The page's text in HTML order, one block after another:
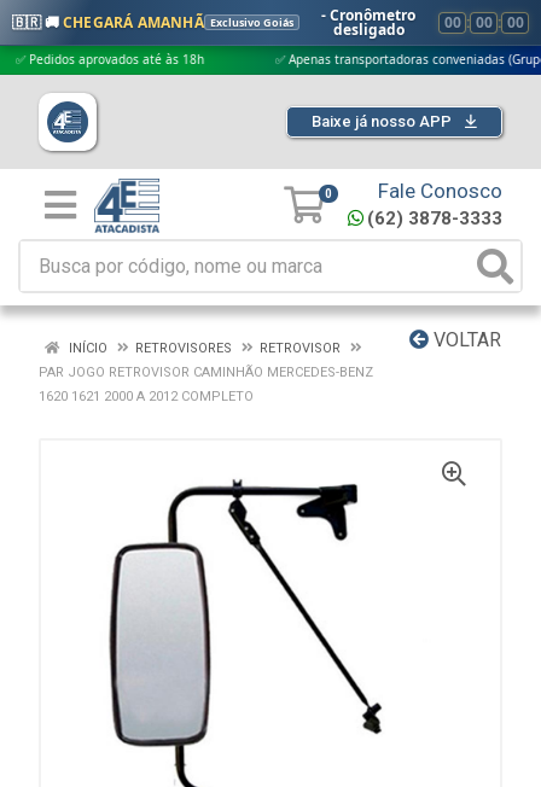
🇧🇷 🚚CHEGARÁ AMANHÃ Exclusivo Goiás - Cronômetro
desligado 00 : 00 : 00
aprovados até às 18h ✅ Apenas transportadoras conveniadas (Grupo G5)
Baixe já nosso APP
0 Fale Conosco
(62) 3878-3333
VOLTAR
INÍCIO RETROVISORES
RETROVISOR
PAR JOGO RETROVISOR CAMINHÃO MERCEDES-BENZ
1620 1621 2000 A 2012 COMPLETO